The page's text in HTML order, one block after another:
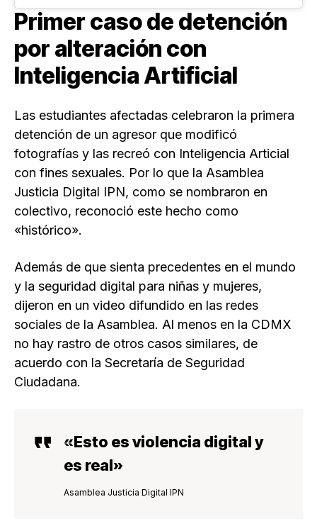
Primer caso de detención
por alteración con
Inteligencia Artificial
Las estudiantes afectadas celebraron la primera
detención de un agresor que modificó
fotografías y las recreó con Inteligencia Articial
con fines sexuales. Por lo que la Asamblea
Justicia Digital IPN, como se nombraron en
colectivo, reconoció este hecho como
«histórico».
Además de que sienta precedentes en el mundo
y la seguridad digital para niñas y mujeres,
dijeron en un video difundido en las redes
sociales de la Asamblea. Al menos en la CDMX
no hay rastro de otros casos similares, de
acuerdo con la Secretaría de Seguridad
Ciudadana.
«Esto es violencia digital y
es real»
Asamblea Justicia Digital IPN